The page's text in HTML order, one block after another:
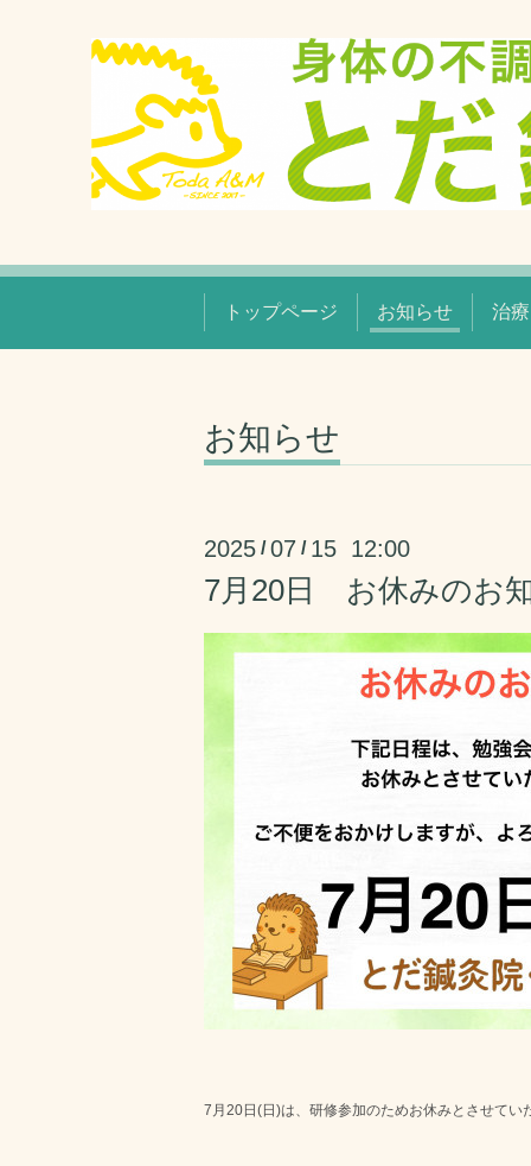
トップページ お知らせ 治
お知らせ
2025 /07 / 15 12:00
7月20日 お休みのお
7月20日(日)は、研修参加のためお休みとさせてい